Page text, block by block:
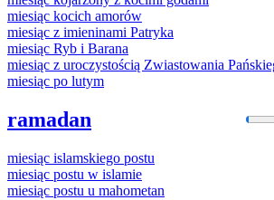
miesiąc kocich amorów
miesiąc z imieninami Patryka
miesiąc Ryb i Barana
miesiąc z uroczystością Zwiastowania
miesiąc po lutym
ramadan
miesiąc islamskiego postu
miesiąc postu w islamie
miesiąc postu u mahometan